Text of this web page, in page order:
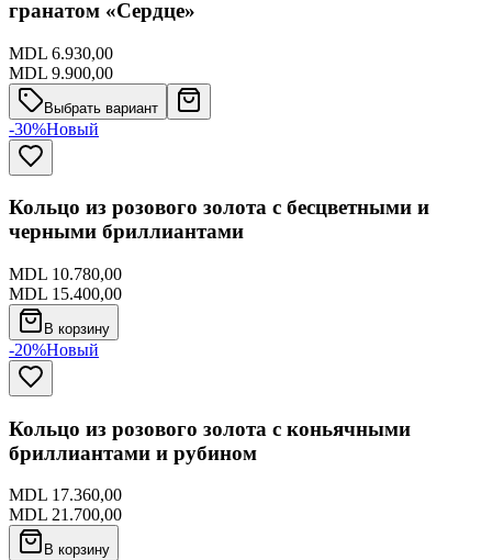
гранатом «Сердце»
MDL 6.930,00
MDL 9.900,00
Выбрать вариант
-30%Новый
Кольцо из розового золота с бесцветными и
черными бриллиантами
MDL 10.780,00
MDL 15.400,00
В корзину
-20%Новый
Кольцо из розового золота с коньячными
бриллиантами и рубином
MDL 17.360,00
MDL 21.700,00
В корзину